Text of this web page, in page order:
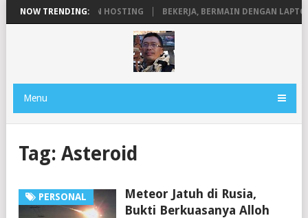
NOW TRENDING:
DOMAIN, SERVER DAN HOSTING BEKERJA, BERMAIN DENGAN
Menu
Tag: Asteroid
PERSONAL
Meteor Jatuh di Rusia,
Bukti Berkuasanya Alloh